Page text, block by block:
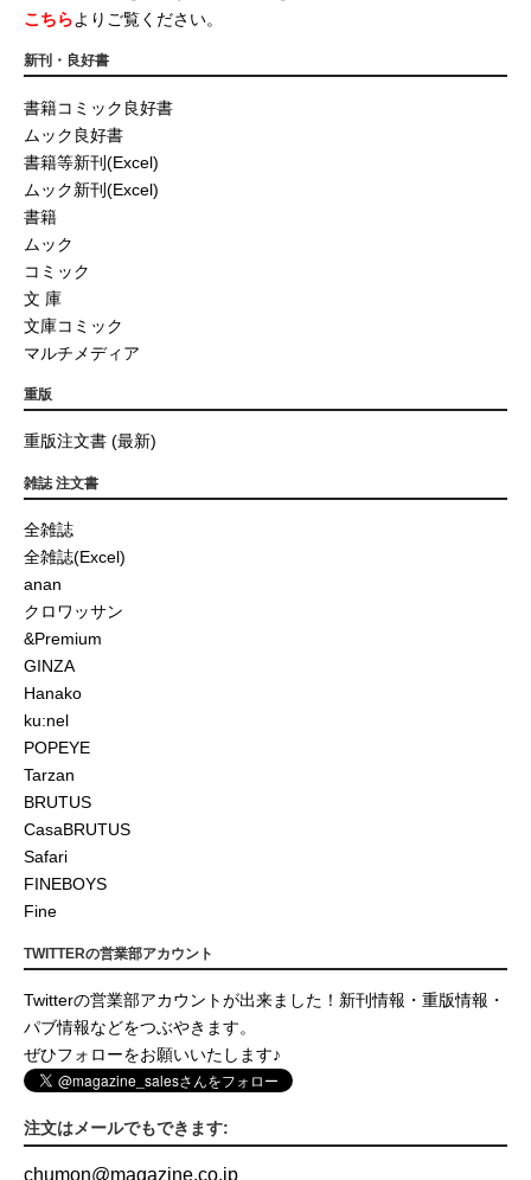
こちらよりご覧ください。
新刊・良好書
書籍コミック良好書
ムック良好書
書籍等新刊(Excel)
ムック新刊(Excel)
書籍
ムック
コミック
文 庫
文庫コミック
マルチメディア
重版
重版注文書 (最新)
雑誌 注文書
全雑誌
全雑誌(Excel)
anan
クロワッサン
&Premium
GINZA
Hanako
ku:nel
POPEYE
Tarzan
BRUTUS
CasaBRUTUS
Safari
FINEBOYS
Fine
TWITTERの営業部アカウント
Twitterの営業部アカウントが出来ました！新刊情報・重版情報・
パブ情報などをつぶやきます。
ぜひフォローをお願いいたします♪
注文はメールでもできます:
chumon@magazine.co.jp